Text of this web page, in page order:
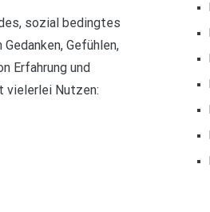
sozial bedingtes
Gefühlen,
Erfahrung und
vielerlei Nutzen: